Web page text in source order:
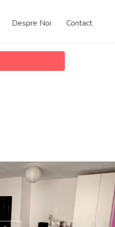
Despre Noi Contact